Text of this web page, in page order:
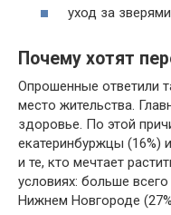
уход за
Почему хотят
Опрошенные ответили
место жительства.
здоровье. По этой
екатеринбуржцы (16%)
и те, кто мечтает
условиях: больше
Нижнем Новгороде